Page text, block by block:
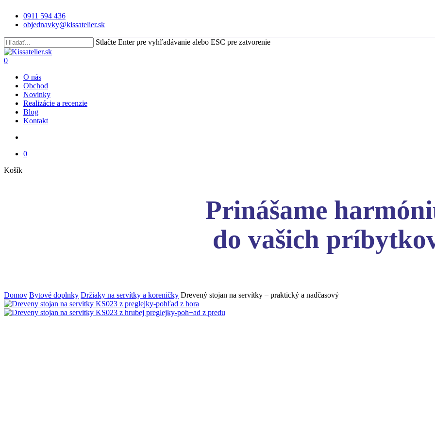
main
0911 594 436
objednavky@kissatelier.sk
Stlačte Enter pre vyhľadávanie alebo ESC pre zatvorenie
Close
Search
search
0
O nás
Obchod
Novinky
Realizácie a recenzie
Blog
Kontakt
0
KošíkClose
Prinášame
do vašich
Domov Bytové doplnky Držiaky na servítky a koreničky Drevený stojan na servítky – praktický a nadčasový